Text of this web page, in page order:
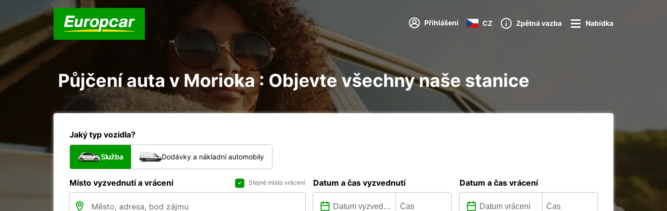
Přihlášení CZ Zpětná vazba Nabídka
Půjčení auta v Morioka : Objevte všechny naše stanice
Jaký typ vozidla?
Služba Dodávky a nákladní automobily
Místo vyzvednutí a vrácení Stejné místo vrácení Datum a čas vyzvednutí Datum a čas vrácení